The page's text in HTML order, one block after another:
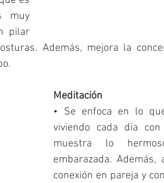
muy
pilar
Además, mejora la
Meditación
• Se enfoca en lo
viviendo cada día
muestra lo
embarazada.
conexión en pareja y